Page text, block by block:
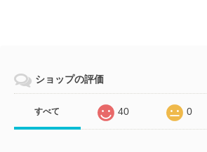
ショップの評価
すべて 40 0